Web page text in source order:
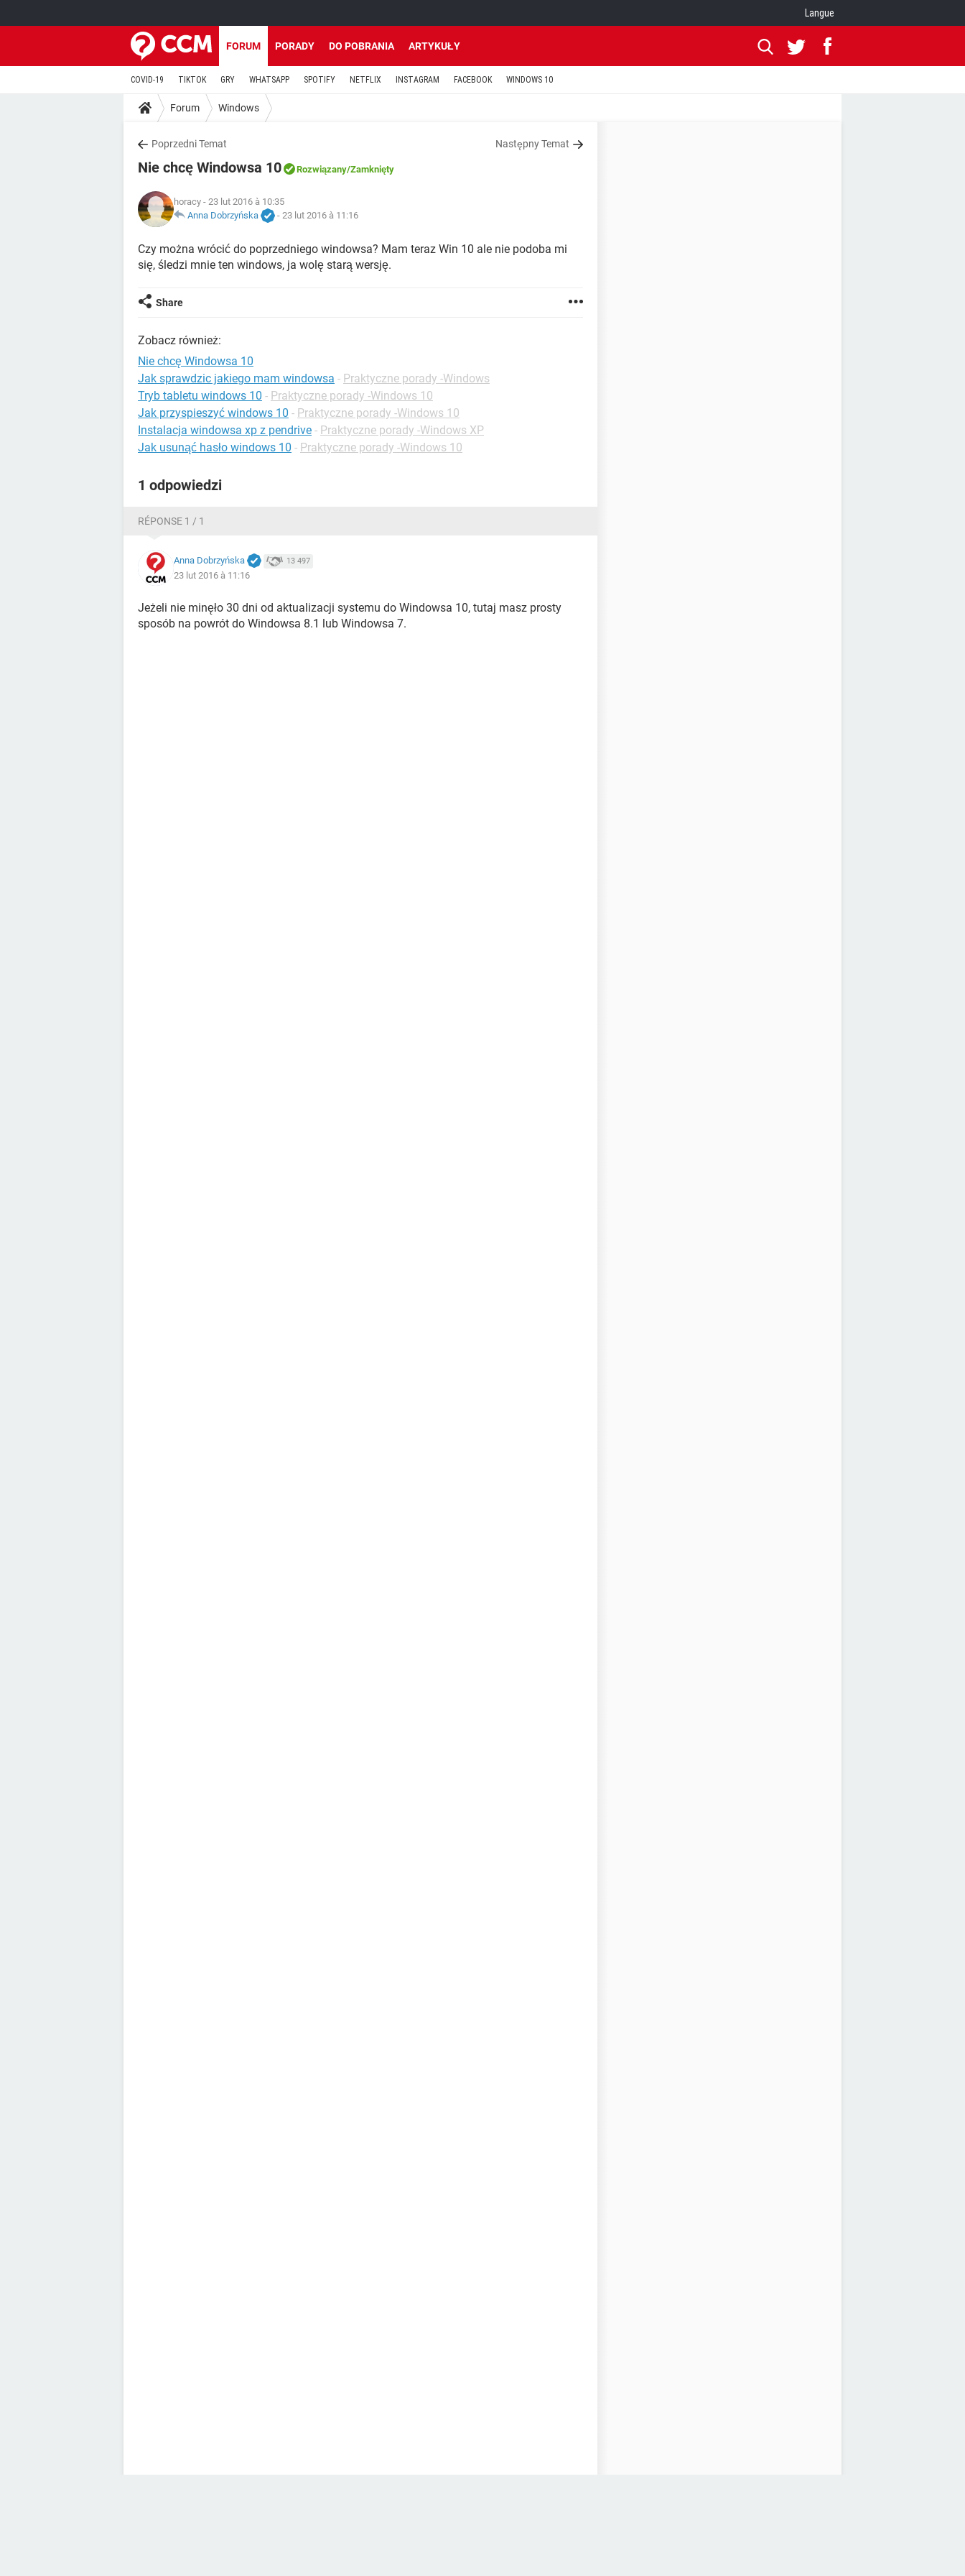
Langue
FORUM PORADY DO POBRANIA ARTYKUŁY
COVID-19 TIKTOK GRY WHATSAPP SPOTIFY NETFLIX INSTAGRAM FACEBOOK WINDOWS 10
Forum Windows
Poprzedni Temat Następny Temat
Nie chcę Windowsa 10 Rozwiązany/Zamknięty
horacy - 23 lut 2016 à 10:35
Anna Dobrzyńska
- 23 lut 2016 à 11:16
Czy można wrócić do poprzedniego windowsa? Mam teraz Win 10 ale nie podoba mi
się, śledzi mnie ten windows, ja wolę starą wersję.
Share
Zobacz również:
Nie chcę Windowsa 10
Jak sprawdzic jakiego mam windowsa - Praktyczne porady -Windows
Tryb tabletu windows 10 - Praktyczne porady -Windows 10
Jak przyspieszyć windows 10 - Praktyczne porady -Windows 10
Instalacja windowsa xp z pendrive - Praktyczne porady -Windows XP
Jak usunąć hasło windows 10 - Praktyczne porady -Windows 10
1 odpowiedzi
RÉPONSE 1 / 1
Anna Dobrzyńska 13 497
23 lut 2016 à 11:16
Jeżeli nie minęło 30 dni od aktualizacji systemu do Windowsa 10, tutaj masz prosty
sposób na powrót do Windowsa 8.1 lub Windowsa 7.